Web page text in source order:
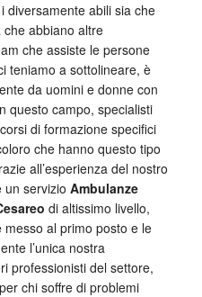
diversamente abili sia che
che abbiano altre
che assiste le persone
teniamo a sottolineare, è
da uomini e donne con
questo campo, specialisti
di formazione specifici
che hanno questo tipo
all’esperienza del nostro
un servizio Ambulanze
di altissimo livello,
al primo posto e le
l’unica nostra
professionisti del settore,
chi soffre di problemi